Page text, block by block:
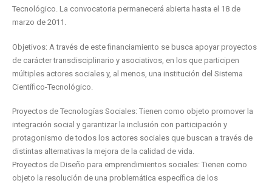
Tecnológico. La convocatoria permanecerá abierta hasta el 18 de
marzo de 2011.
Objetivos: A través de este financiamiento se busca apoyar proyectos
de carácter transdisciplinario y asociativos, en los que participen
múltiples actores sociales y, al menos, una institución del Sistema
Científico-Tecnológico.
Proyectos de Tecnologías Sociales: Tienen como objeto promover la
integración social y garantizar la inclusión con participación y
protagonismo de todos los actores sociales que buscan a través de
distintas alternativas la mejora de la calidad de vida.
Proyectos de Diseño para emprendimientos sociales: Tienen como
objeto la resolución de una problemática específica de los